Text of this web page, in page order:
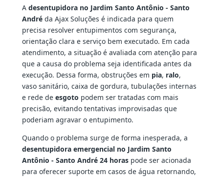
A desentupidora no Jardim Santo Antônio - Santo
Andréda Ajax Soluções é indicada para quem
precisa resolver entupimentos com segurança,
orientação clara e serviço bem executado. Em cada
atendimento, a situação é avaliada com atenção para
que a causa do problema seja identificada antes da
execução. Dessa forma, obstruções em pia, ralo,
vaso sanitário, caixa de gordura, tubulações internas
e rede de esgoto podem ser tratadas com mais
precisão, evitando tentativas improvisadas que
poderiam agravar o entupimento.
Quando o problema surge de forma inesperada, a
desentupidora emergencial no Jardim Santo
Antônio - Santo André 24 horaspode ser acionada
para oferecer suporte em casos de água retornando,